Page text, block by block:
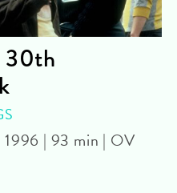
30th
| 93 min | OV